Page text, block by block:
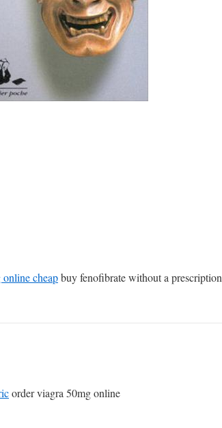
cheapbuy fenofibrate without a prescription
order viagra 50mg online